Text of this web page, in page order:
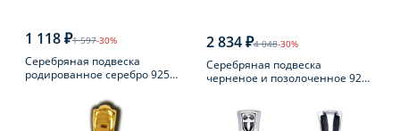
1 118 ₽1 597-30%
Серебряная подвеска
родированное серебро 925
2 834 ₽4 048-30%
Серебряная подвеска
черненое и позолоченное 925